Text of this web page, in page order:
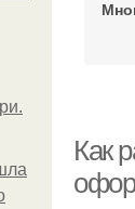
Как